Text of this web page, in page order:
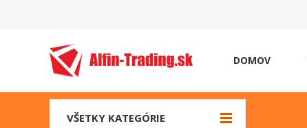
DOMOV
VŠETKY KATEGÓRIE